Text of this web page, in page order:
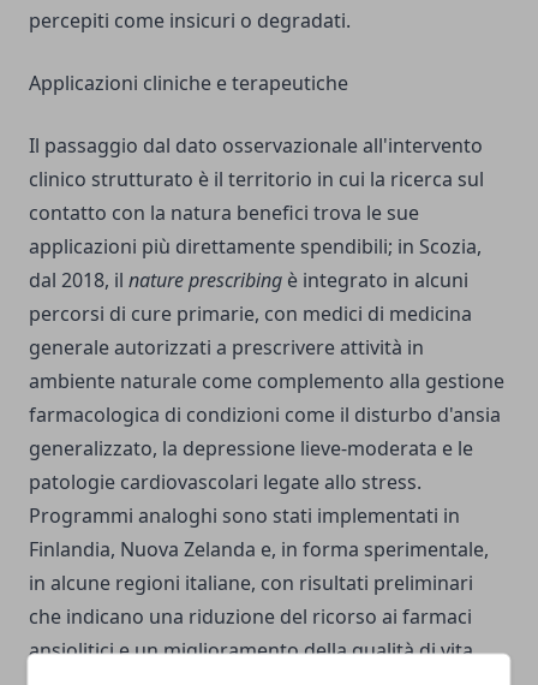
percepiti come insicuri o degradati.
Applicazioni cliniche e terapeutiche
Il passaggio dal dato osservazionale all'intervento
clinico strutturato è il territorio in cui la ricerca sul
contatto con la natura benefici trova le sue
applicazioni più direttamente spendibili; in Scozia,
dal 2018, il nature prescribing è integrato in alcuni
percorsi di cure primarie, con medici di medicina
generale autorizzati a prescrivere attività in
ambiente naturale come complemento alla gestione
farmacologica di condizioni come il disturbo d'ansia
generalizzato, la depressione lieve-moderata e le
patologie cardiovascolari legate allo stress.
Programmi analoghi sono stati implementati in
Finlandia, Nuova Zelanda e, in forma sperimentale,
in alcune regioni italiane, con risultati preliminari
che indicano una riduzione del ricorso ai farmaci
ansiolitici e un miglioramento della qualità di vita